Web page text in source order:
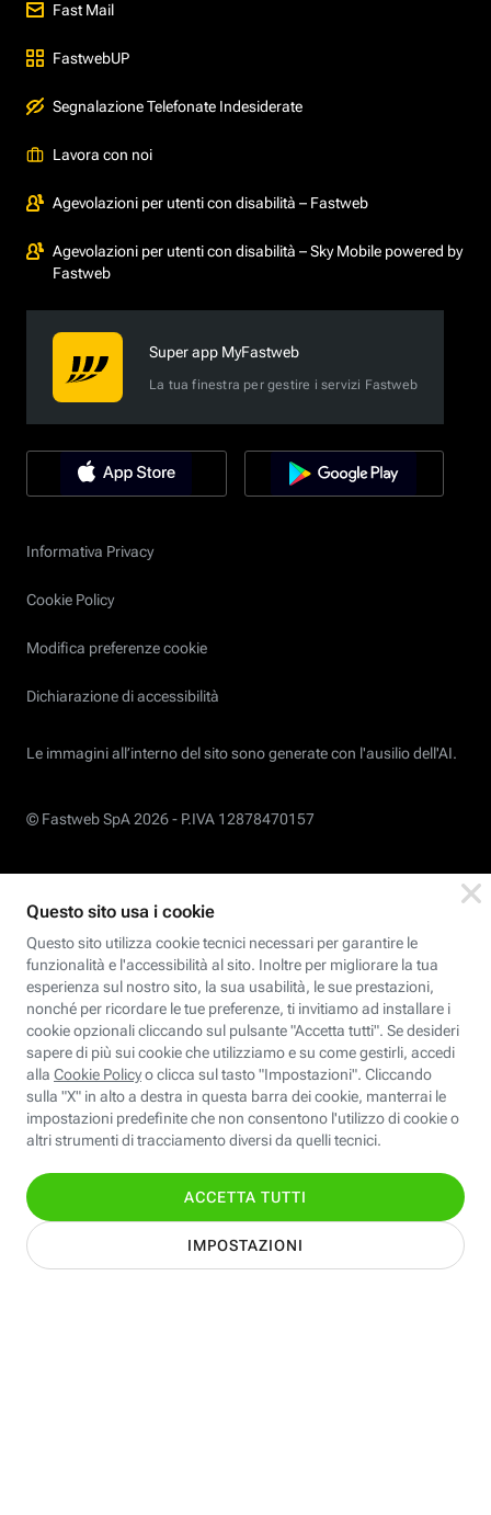
Fast Mail
FastwebUP
Segnalazione Telefonate Indesiderate
Lavora con noi
Agevolazioni per utenti con disabilità – Fastweb
Agevolazioni per utenti con disabilità – Sky Mobile powered by
Fastweb
Super app MyFastweb
La tua finestra per gestire i servizi Fastweb
Informativa Privacy
Cookie Policy
Modifica preferenze cookie
Dichiarazione di accessibilità
Le immagini all’interno del sito sono generate con l'ausilio dell'AI.
© Fastweb SpA 2026 - P.IVA 12878470157